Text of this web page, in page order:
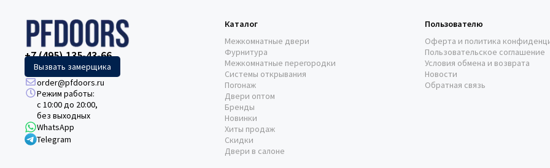
+7 (495) 135-43-66
Вызвать замерщика
order@pfdoors.ru
Режим работы:
с 10:00 до 20:00,
без выходных
WhatsApp
Telegram
Каталог
Межкомнатные двери
Фурнитура
Межкомнатные перегородки
Системы открывания
Погонаж
Двери оптом
Бренды
Новинки
Хиты продаж
Скидки
Двери в салоне
Пользователю
Оферта и политика
Пользовательское соглашение
Условия обмена и возврата
Новости
Обратная связь